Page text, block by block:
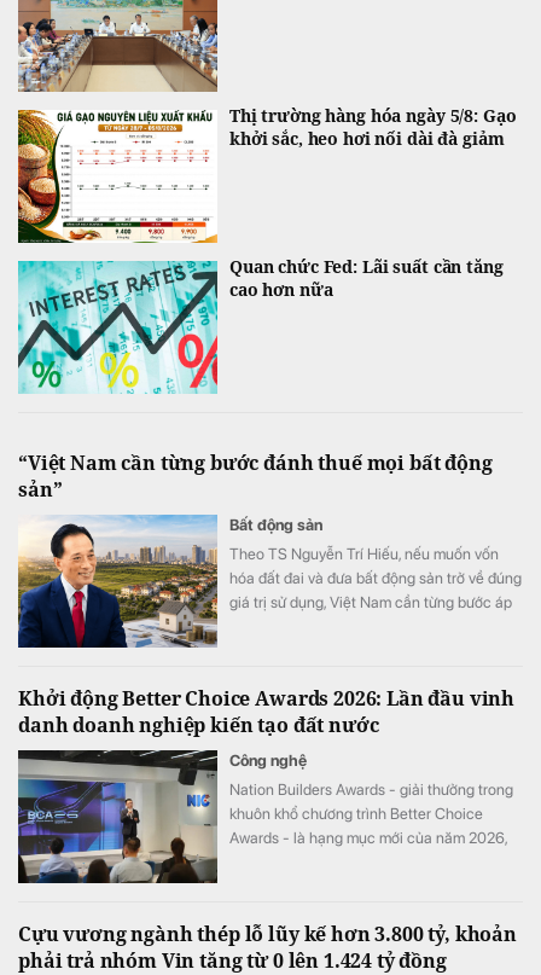
Thị trường hàng hóa ngày 5/8: Gạo
khởi sắc, heo hơi nối dài đà giảm
Quan chức Fed: Lãi suất cần tăng
cao hơn nữa
“Việt Nam cần từng bước đánh thuế mọi bất động
sản”
Bất động sản
Theo TS Nguyễn Trí Hiếu, nếu muốn vốn
hóa đất đai và đưa bất động sản trở về đúng
giá trị sử dụng, Việt Nam cần từng bước áp
Khởi động Better Choice Awards 2026: Lần đầu vinh
danh doanh nghiệp kiến tạo đất nước
Công nghệ
Nation Builders Awards - giải thưởng trong
khuôn khổ chương trình Better Choice
Awards - là hạng mục mới của năm 2026,
Cựu vương ngành thép lỗ lũy kế hơn 3.800 tỷ, khoản
phải trả nhóm Vin tăng từ 0 lên 1.424 tỷ đồng